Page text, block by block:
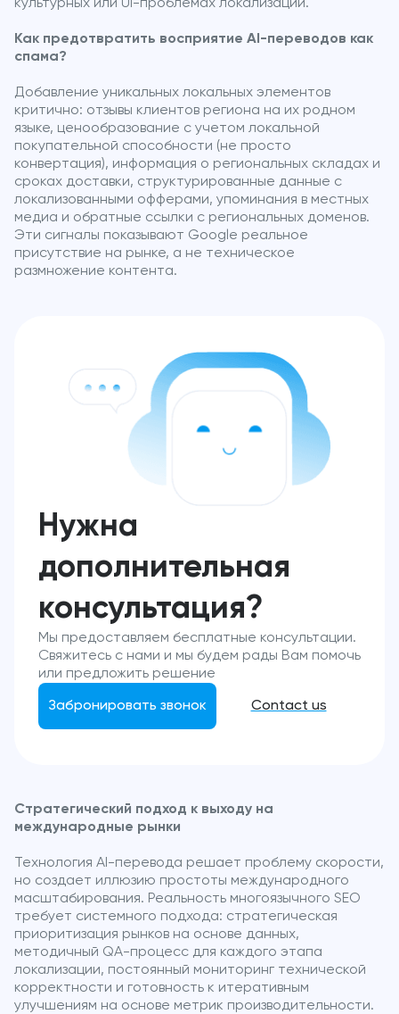
культурных или UI-проблемах локализации.
Как предотвратить восприятие AI-переводов как
спама?
Добавление уникальных локальных элементов
критично: отзывы клиентов региона на их родном
языке, ценообразование с учетом локальной
покупательной способности (не просто
конвертация), информация о региональных складах и
сроках доставки, структурированные данные с
локализованными офферами, упоминания в местных
медиа и обратные ссылки с региональных доменов.
Эти сигналы показывают Google реальное
присутствие на рынке, а не техническое
размножение контента.
Нужна
дополнительная
консультация?
Мы предоставляем бесплатные консультации.
Свяжитесь с нами и мы будем рады Вам помочь
или предложить решение
Забронировать звонок Contact us
Стратегический подход к выходу на
международные рынки
Технология AI-перевода решает проблему скорости,
но создает иллюзию простоты международного
масштабирования. Реальность многоязычного SEO
требует системного подхода: стратегическая
приоритизация рынков на основе данных,
методичный QA-процесс для каждого этапа
локализации, постоянный мониторинг технической
корректности и готовность к итеративным
улучшениям на основе метрик производительности.